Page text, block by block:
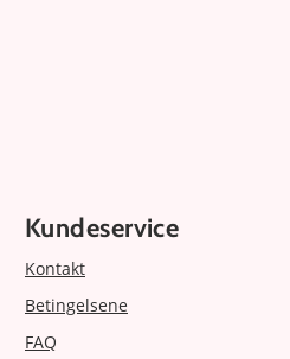
Kundeservice
Kontakt
Betingelsene
FAQ